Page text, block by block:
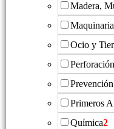
Madera,
Maquinaria
Ocio y
Primeros
Química2